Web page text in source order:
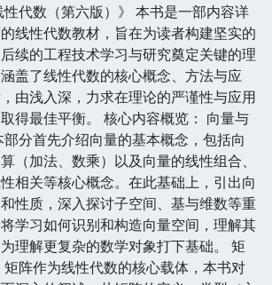
性代数（第六版）》 本书是一部内容详
线性代数教材，旨在为读者构建坚实的
续的工程技术学习与研究奠定关键的理
盖了线性代数的核心概念、方法与应
由浅入深，力求在理论的严谨性与应用
得最佳平衡。 核心内容概览： 向量与
分首先介绍向量的基本概念，包括向
（加法、数乘）以及向量的线性组合、
相关等核心概念。在此基础上，引出向
性质，深入探讨子空间、基与维数等重
学习如何识别和构造向量空间，理解其
理解更复杂的数学对象打下基础。 矩
矩阵作为线性代数的核心载体，本书对